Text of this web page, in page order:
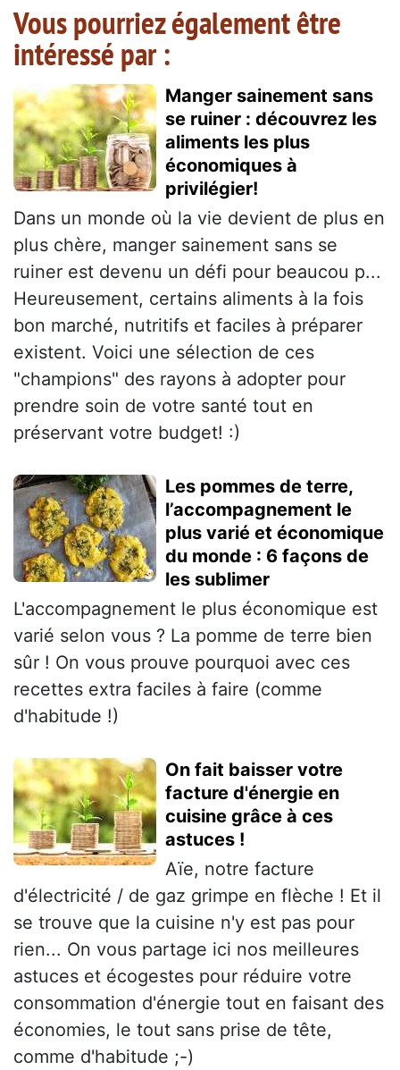
Vous pourriez également être
intéressé par :
Manger sainement sans
se ruiner : découvrez les
aliments les plus
économiques à
privilégier!
Dans un monde où la vie devient de plus en
plus chère, manger sainement sans se
ruiner est devenu un défi pour beaucou p...
Heureusement, certains aliments à la fois
bon marché, nutritifs et faciles à préparer
existent. Voici une sélection de ces
"champions" des rayons à adopter pour
prendre soin de votre santé tout en
préservant votre budget! :)
Les pommes de terre,
l’accompagnement le
plus varié et économique
du monde : 6 façons de
les sublimer
L'accompagnement le plus économique est
varié selon vous ? La pomme de terre bien
sûr ! On vous prouve pourquoi avec ces
recettes extra faciles à faire (comme
d'habitude !)
On fait baisser votre
facture d'énergie en
cuisine grâce à ces
astuces !
Aïe, notre facture
d'électricité / de gaz grimpe en flèche ! Et il
se trouve que la cuisine n'y est pas pour
rien... On vous partage ici nos meilleures
astuces et écogestes pour réduire votre
consommation d'énergie tout en faisant des
économies, le tout sans prise de tête,
comme d'habitude ;-)